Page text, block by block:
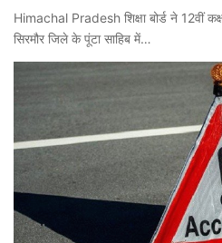
Himachal Pradesh शिक्षा बोर्ड ने 12वीं
सिरमौर जिले के पूंटा साहिब में…